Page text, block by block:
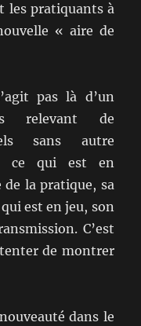
les pratiquants à
« aire de
pas là d’un
relevant de
sans autre
ce qui est en
de la pratique, sa
est en jeu, son
C’est
de montrer
dans le